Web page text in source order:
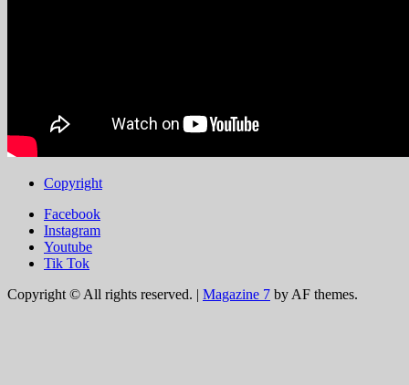
Copyright
Facebook
Instagram
Youtube
Tik Tok
Copyright © All rights reserved. | Magazine 7 by AF themes.